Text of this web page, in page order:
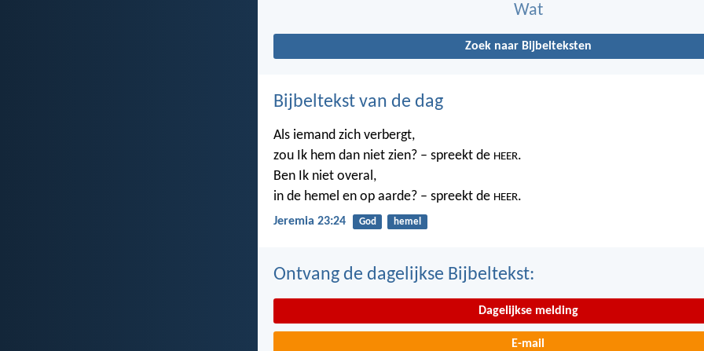
Wat
Zoek naar Bijbelteksten
Bijbeltekst van de dag
Als iemand zich verbergt,
zou Ik hem dan niet zien? – spreekt de HEER.
Ben Ik niet overal,
in de hemel en op aarde? – spreekt de HEER.
Jeremia 23:24 God hemel
Ontvang de dagelijkse Bijbeltekst:
Dagelijkse melding
E-mail